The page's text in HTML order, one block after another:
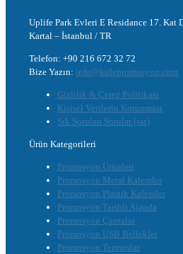
Uplife Park Evleri E Residance 17. Kat
Kartal – İstanbul / TR
Telefon: +90 216 672 32 72
Bize Yazın: info@kulepromosyon.com
Gizlilik & Çerez Politikası
Kişisel Verilerin Korunması
Sık Sorulan Sorular (sss)
Ürün Kategorileri
Promosyon Ürünleri
Promosyon Metal Kalemler
Promosyon Plastik Kalemler
Promosyon Tarihli Ajanda
Promosyon Çantalar
Promosyon USB Bellekler
Promosyon Termoslar